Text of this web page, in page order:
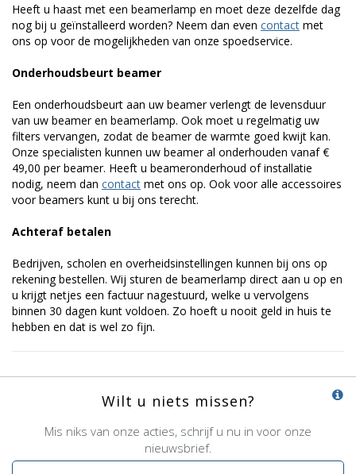
Heeft u haast met een beamerlamp en moet deze dezelfde dag
nog bij u geïnstalleerd worden? Neem dan even contact met
ons op voor de mogelijkheden van onze spoedservice.
Onderhoudsbeurt beamer
Een onderhoudsbeurt aan uw beamer verlengt de levensduur
van uw beamer en beamerlamp. Ook moet u regelmatig uw
filters vervangen, zodat de beamer de warmte goed kwijt kan.
Onze specialisten kunnen uw beamer al onderhouden vanaf €
49,00 per beamer. Heeft u beameronderhoud of installatie
nodig, neem dan contact met ons op. Ook voor alle accessoires
voor beamers kunt u bij ons terecht.
Achteraf betalen
Bedrijven, scholen en overheidsinstellingen kunnen bij ons op
rekening bestellen. Wij sturen de beamerlamp direct aan u op en
u krijgt netjes een factuur nagestuurd, welke u vervolgens
binnen 30 dagen kunt voldoen. Zo hoeft u nooit geld in huis te
hebben en dat is wel zo fijn.
Wilt u niets missen?
Mis niks van onze acties, schrijf u nu in voor onze
nieuwsbrief.